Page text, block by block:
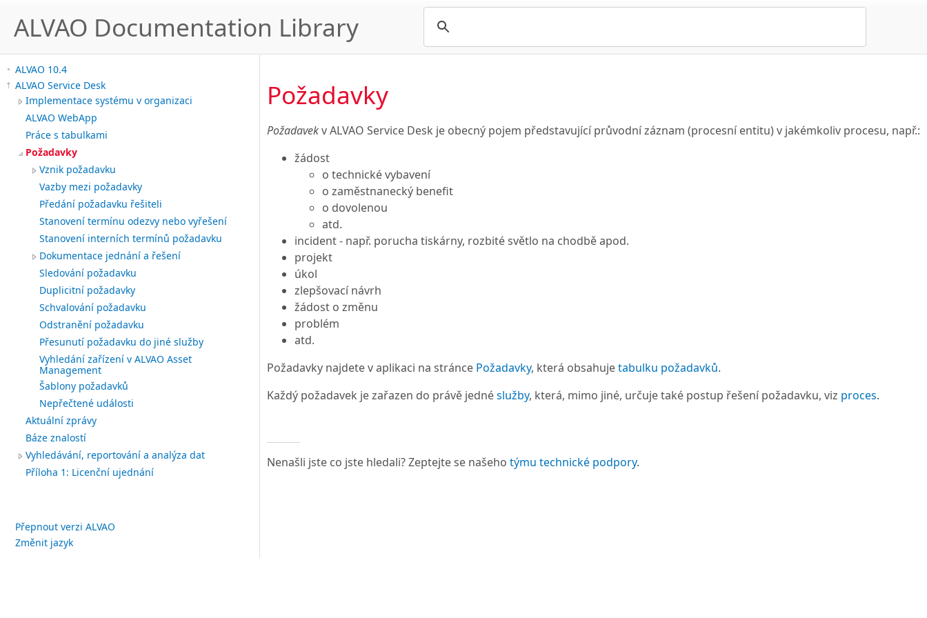
ALVAO Documentation Library
ALVAO 10.4
ALVAO Service Desk
Implementace systému v organizaci
ALVAO WebApp
Práce s tabulkami
Požadavky
Vznik požadavku
Vazby mezi požadavky
Předání požadavku řešiteli
Stanovení termínu odezvy nebo vyřešení
Stanovení interních termínů požadavku
Dokumentace jednání a řešení
Sledování požadavku
Duplicitní požadavky
Schvalování požadavku
Odstranění požadavku
Přesunutí požadavku do jiné služby
Vyhledání zařízení v ALVAO Asset
Management
Šablony požadavků
Nepřečtené události
Aktuální zprávy
Báze znalostí
Vyhledávání, reportování a analýza dat
Příloha 1: Licenční ujednání
Přepnout verzi ALVAO
Změnit jazyk
Požadavky
Požadavekv ALVAO Service Desk je obecný pojem představující průvodní záznam (procesní entitu) v jakémkoliv procesu, např.:
žádost
o technické vybavení
o zaměstnanecký benefit
o dovolenou
atd.
incident - např. porucha tiskárny, rozbité světlo na chodbě apod.
projekt
úkol
zlepšovací návrh
žádost o změnu
problém
atd.
Požadavky najdete v aplikaci na stránce Požadavky, která obsahujetabulku požadavků.
Každý požadavek je zařazen do právě jednéslužby, která, mimo jiné, určuje také postup řešení požadavku, viz proces.
Nenašli jste co jste hledali? Zeptejte se našeho týmu technické podpory.